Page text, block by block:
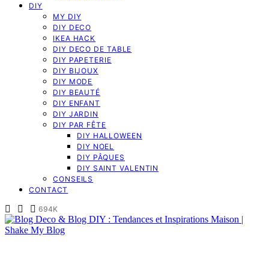
DIY
MY DIY
DIY DECO
IKEA HACK
DIY DECO DE TABLE
DIY PAPETERIE
DIY BIJOUX
DIY MODE
DIY BEAUTÉ
DIY ENFANT
DIY JARDIN
DIY PAR FÊTE
DIY HALLOWEEN
DIY NOEL
DIY PÂQUES
DIY SAINT VALENTIN
CONSEILS
CONTACT
694K